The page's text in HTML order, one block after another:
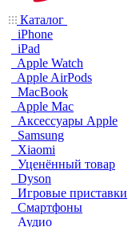
Каталог
iPhone
iPad
Apple Watch
Apple AirPods
MacBook
Apple Mac
Аксессуары Apple
Samsung
Xiaomi
Уценённый товар
Dyson
Игровые приставки
Смартфоны
Аудио